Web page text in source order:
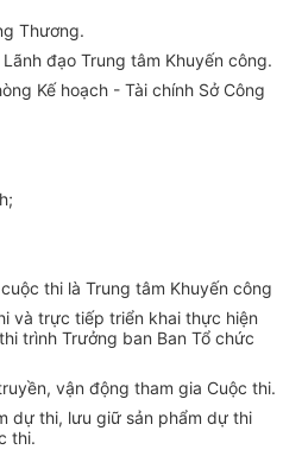
Thương.
đạo Trung tâm Khuyến công.
Kế hoạch - Tài chính Sở Công
thi là Trung tâm Khuyến công
và trực tiếp triển khai thực hiện
trình Trưởng ban Ban Tổ chức
vận động tham gia Cuộc thi.
dự thi, lưu giữ sản phẩm dự thi
thi.